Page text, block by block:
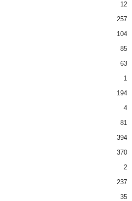
12
257
104
85
63
1
194
4
81
394
370
2
237
35